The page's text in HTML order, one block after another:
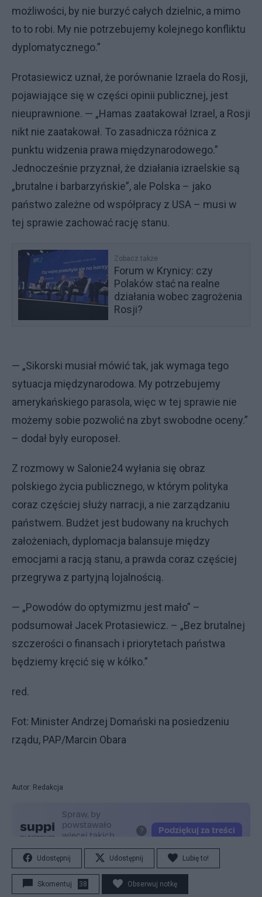
możliwości, by nie burzyć całych dzielnic, a mimo
to to robi. My nie potrzebujemy kolejnego konfliktu
dyplomatycznego.”
Protasiewicz uznał, że porównanie Izraela do Rosji,
pojawiające się w części opinii publicznej, jest
nieuprawnione. — „Hamas zaatakował Izrael, a Rosji
nikt nie zaatakował. To zasadnicza różnica z
punktu widzenia prawa międzynarodowego.”
Jednocześnie przyznał, że działania izraelskie są
„brutalne i barbarzyńskie”, ale Polska – jako
państwo zależne od współpracy z USA – musi w
tej sprawie zachować rację stanu.
Zobacz także
Forum w Krynicy: czy
Polaków stać na realne
działania wobec zagrożenia
Rosji?
— „Sikorski musiał mówić tak, jak wymaga tego
sytuacja międzynarodowa. My potrzebujemy
amerykańskiego parasola, więc w tej sprawie nie
możemy sobie pozwolić na zbyt swobodne oceny.”
– dodał były europoseł.
Z rozmowy w Salonie24 wyłania się obraz
polskiego życia publicznego, w którym polityka
coraz częściej służy narracji, a nie zarządzaniu
państwem. Budżet jest budowany na kruchych
założeniach, dyplomacja balansuje między
emocjami a racją stanu, a prawda coraz częściej
przegrywa z partyjną lojalnością.
— „Powodów do optymizmu jest mało” –
podsumował Jacek Protasiewicz. – „Bez brutalnej
szczerości o finansach i priorytetach państwa
będziemy kręcić się w kółko.”
red.
Fot: Minister Andrzej Domański na posiedzeniu
rządu, PAP/Marcin Obara
Autor: Redakcja
Udostępnij Udostępnij Lubię to!
Skomentuj 38 Obserwuj notkę